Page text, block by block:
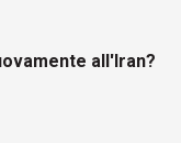
all'Iran?